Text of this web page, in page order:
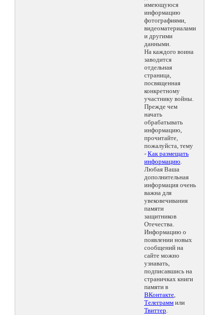
имеющуюся
информацию
фотографиями,
видеоматериалами
и другими
данными.
На каждого воина
заводится
отдельная
страница,
посвященная
конкретному
участнику войны.
Прежде чем
начать
обрабатывать
информацию,
прочитайте,
пожалуйста, тему
- Как размещать
информацию.
Любая Ваша
дополнительная
информация очень
важна для
увековечивания
памяти
защитников
Отечества.
Информацию о
появлении новых
сообщений на
сайте можно
узнавать,
подписавшись на
страничках книги
памяти в
ВКонтакте,
Телеграмм или
Твиттер.